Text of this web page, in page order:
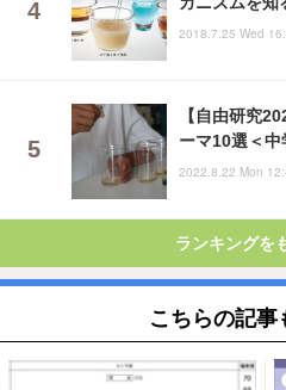
2018.7.25 Wed
【自由研究
ーマ10選＜中
2022.8.22 Mon
ランキングを
こちらの記事